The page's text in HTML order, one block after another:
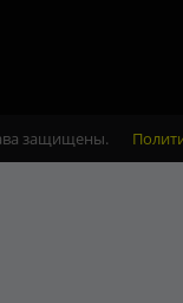
защищены.